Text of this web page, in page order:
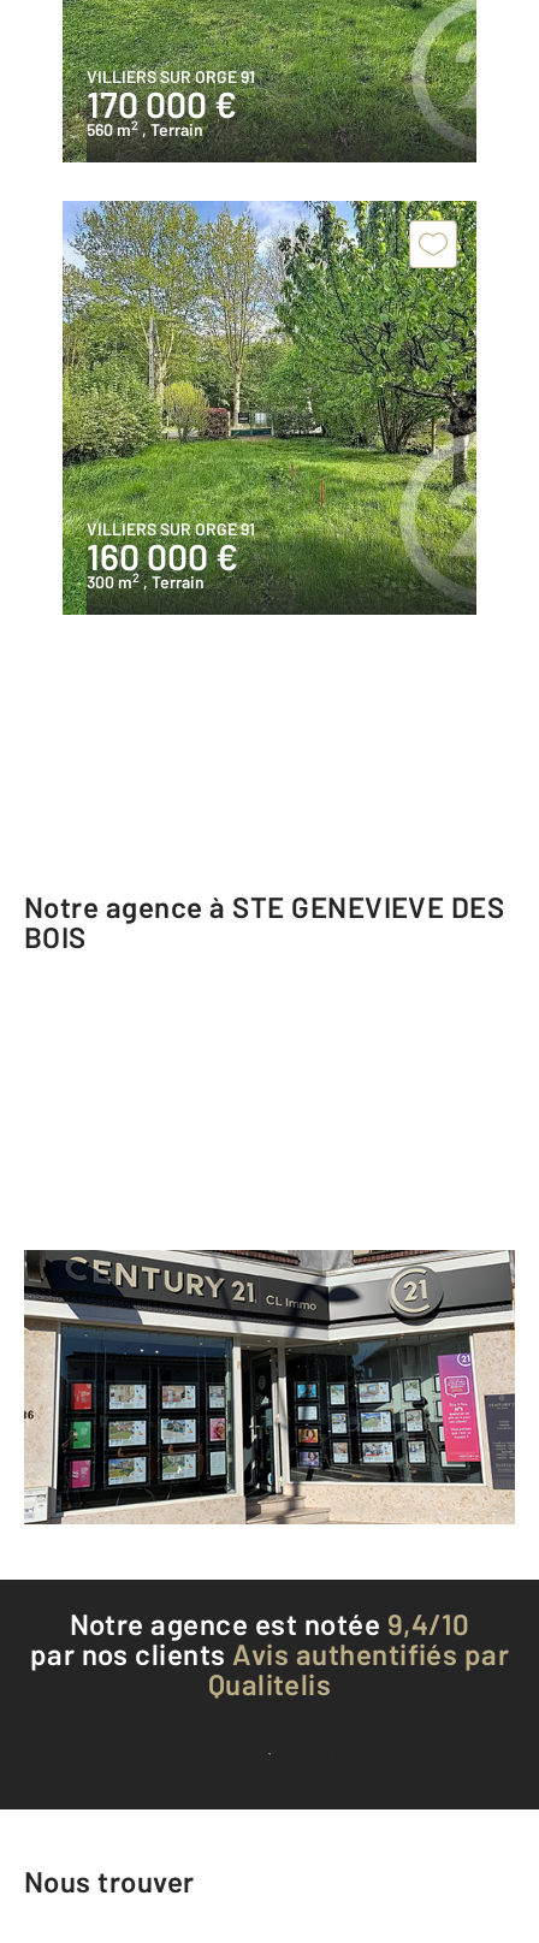
VILLIERS SUR ORGE 91
170 000 €
560 m2 , Terrain
VILLIERS SUR ORGE 91
160 000 €
300 m2 , Terrain
Notre agence à STE GENEVIEVE DES
BOIS
CENTURY 21 CL Immo
36 avenue Gabriel Peri
STE GENEVIEVE DES BOIS - 91700
Envoyer un message
Téléphoner à l'agence
Notre agence est notée 9,4/10
par nos clients Avis authentifiés par
Qualitelis
Voir tous les avis clients
Nous trouver